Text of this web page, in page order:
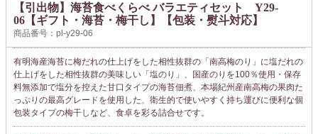
【引出物】海苔食べくらべ バラエティセット Y29-
06【ギフト・海苔・梅干し】【包装・熨斗対応】
商品番号：pl-y29-06
有明海産海苔に梅だれの仕上げをした相性抜群の「南高梅のり」に塩だれの
仕上げをした相性抜群の美味しい「塩のり」、国産のりを100％使用・保存
料無添加で塩分を控えた甘口タイプの海苔佃煮、本場紀州産南高梅の果肉た
っぷりの最高グレードを使用した、衛生的で使いやすく持ち運びに便利な個
包装タイプの梅干しなど、食卓を彩る詰合せです。